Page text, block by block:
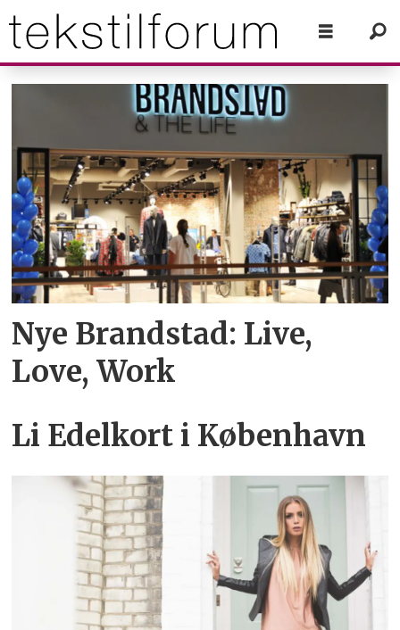
oktober
2015
Nye Brandstad: Live,
Love, Work
Li Edelkort i København